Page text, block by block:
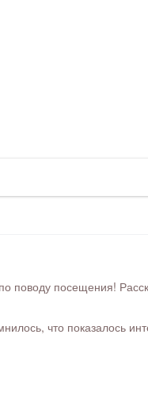
посещения!
что показалось